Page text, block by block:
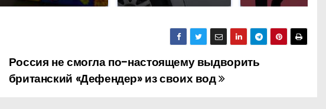
Россия не смогла по-настоящему выдворить
британский «Дефендер» из своих вод